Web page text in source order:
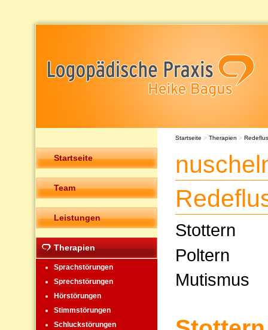
Startseite
Team
Leistungen
Therapien
Sprachstörungen
Sprechstörungen
Hörstörungen
Stimmstörungen
Schluckstörungen
Startseite > Therapien >
Stottern
Poltern
Mutismus